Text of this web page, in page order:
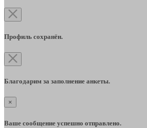
Профиль сохранён.
Благодарим за заполнение анкеты.
×
Ваше сообщение успешно отправлено.